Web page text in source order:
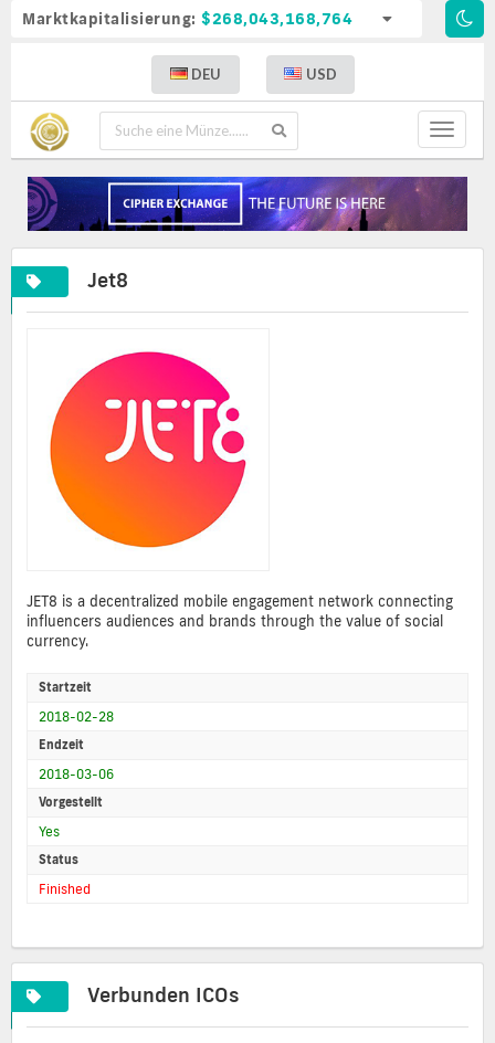
Marktkapitalisierung: $268,043,168,764
DEU USD
Toggle
Jet8
JET8 is a decentralized mobile engagement network connecting
influencers audiences and brands through the value of social
currency.
Startzeit
2018-02-28
Endzeit
2018-03-06
Vorgestellt
Yes
Status
Finished
Verbunden ICOs